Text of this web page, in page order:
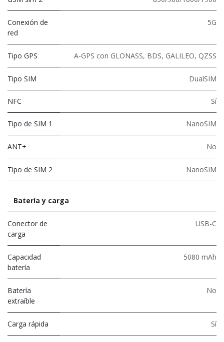
Conexión de
red
5G
Tipo GPS A-GPS con GLONASS, BDS, GALILEO, QZSS
Tipo SIM DualSIM
NFC Sí
Tipo de SIM 1 NanoSIM
ANT+ No
Tipo de SIM 2 NanoSIM
Batería y carga
Conector de
carga
USB-C
Capacidad
batería
5080 mAh
Batería
extraíble
No
Carga rápida Sí